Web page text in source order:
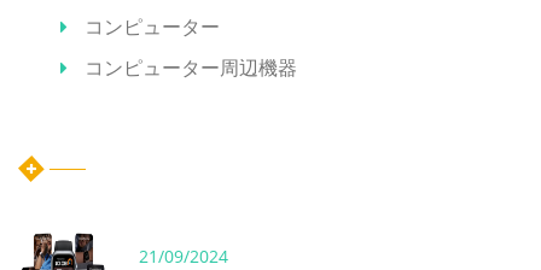
コンピューター
コンピューター周辺機器
21/09/2024